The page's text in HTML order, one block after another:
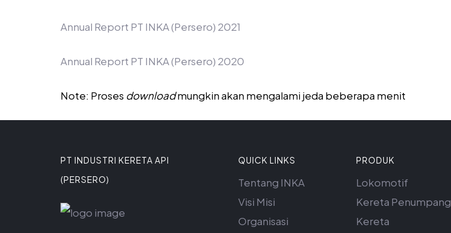
Annual Report PT INKA (Persero) 2021
Annual Report PT INKA (Persero) 2020
Note: Proses downloadmungkin akan mengalami jeda beberapa menit
PT INDUSTRI KERETA API
(PERSERO)
QUICK LINKS
Tentang INKA
Visi Misi
Organisasi
PRODUK
Lokomotif
Kereta Penumpang
Kereta